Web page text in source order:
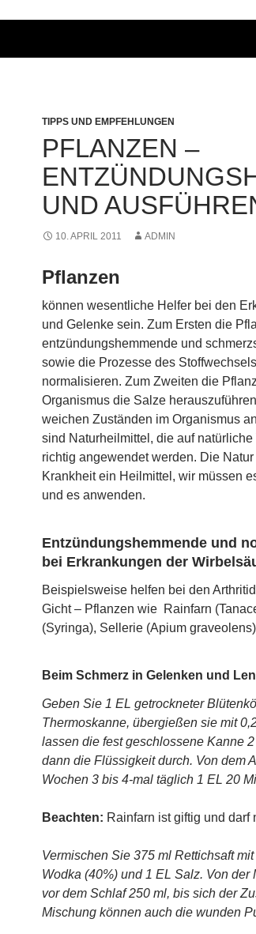
TIPPS UND EMPFEHLUNGEN
PFLANZEN –
UND
10. APRIL 2011 ADMIN
Pflanzen
können wesentliche Helfer bei den
und Gelenke sein. Zum Ersten die
entzündungshemmende und
sowie die Prozesse des
normalisieren. Zum Zweiten die
Organismus die Salze
weichen Zuständen im Organismus
sind Naturheilmittel, die auf
richtig angewendet werden. Die
Krankheit ein Heilmittel, wir müssen
und es anwenden.
Entzündungshemmende und
bei Erkrankungen der
Beispielsweise helfen bei den
Gicht – Pflanzen wie Rainfarn
(Syringa), Sellerie (Apium
Beim Schmerz in Gelenken und
Geben Sie 1 EL getrockneter
Thermoskanne, übergießen sie mit
lassen die fest geschlossene Kanne
dann die Flüssigkeit durch. Von dem
Wochen 3 bis 4-mal täglich 1 EL 20
Beachten: Rainfarn ist giftig und darf
Vermischen Sie 375 ml Rettichsaft
Wodka (40%) und 1 EL Salz. Von
vor dem Schlaf 250 ml, bis sich der
Mischung können auch die wunden